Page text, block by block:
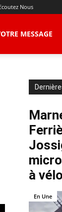
Nous
MESSAGE
à
En Une